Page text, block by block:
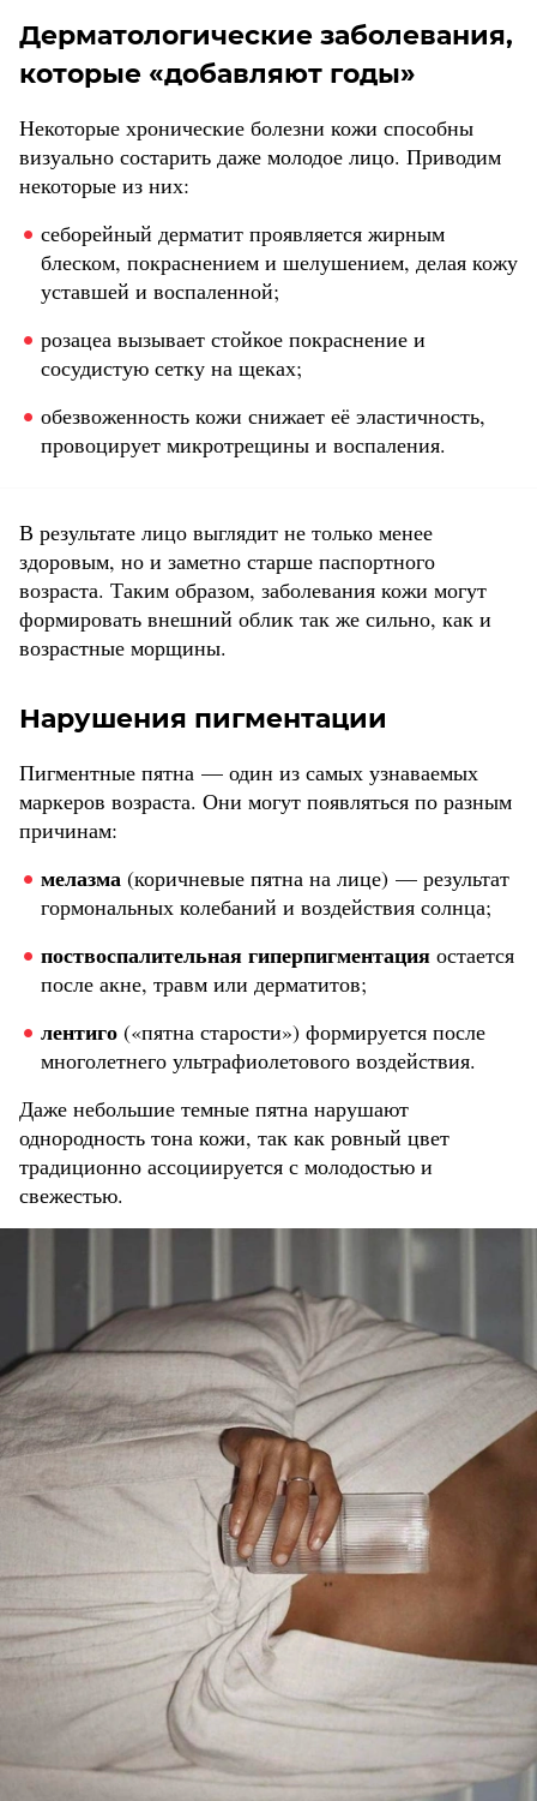
Дерматологические заболевания,
которые «добавляют годы»
Некоторые хронические болезни кожи способны
визуально состарить даже молодое лицо. Приводим
некоторые из них:
себорейный дерматит проявляется жирным
блеском, покраснением и шелушением, делая кожу
уставшей и воспаленной;
розацеа вызывает стойкое покраснение и
сосудистую сетку на щеках;
обезвоженность кожи снижает её эластичность,
провоцирует микротрещины и воспаления.
В результате лицо выглядит не только менее
здоровым, но и заметно старше паспортного
возраста. Таким образом, заболевания кожи могут
формировать внешний облик так же сильно, как и
возрастные морщины.
Нарушения пигментации
Пигментные пятна — один из самых узнаваемых
маркеров возраста. Они могут появляться по разным
причинам:
мелазма (коричневые пятна на лице) — результат
гормональных колебаний и воздействия солнца;
поствоспалительная гиперпигментация остается
после акне, травм или дерматитов;
лентиго («пятна старости») формируется после
многолетнего ультрафиолетового воздействия.
Даже небольшие темные пятна нарушают
однородность тона кожи, так как ровный цвет
традиционно ассоциируется с молодостью и
свежестью.